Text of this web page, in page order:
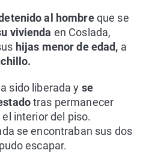
al hombreque se
vivienda en Coslada,
hijas menor de edad, a
sido liberada y se
tras permanecer
interior del piso.
se encontraban sus dos
escapar.